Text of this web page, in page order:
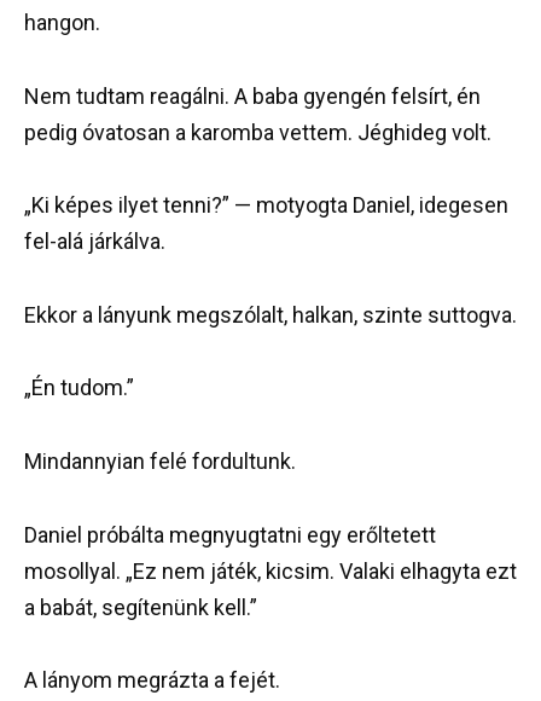
hangon.
Nem tudtam reagálni. A baba gyengén felsírt, én
pedig óvatosan a karomba vettem. Jéghideg volt.
„Ki képes ilyet tenni?” — motyogta Daniel, idegesen
fel-alá járkálva.
Ekkor a lányunk megszólalt, halkan, szinte suttogva.
„Én tudom.”
Mindannyian felé fordultunk.
Daniel próbálta megnyugtatni egy erőltetett
mosollyal. „Ez nem játék, kicsim. Valaki elhagyta ezt
a babát, segítenünk kell.”
A lányom megrázta a fejét.